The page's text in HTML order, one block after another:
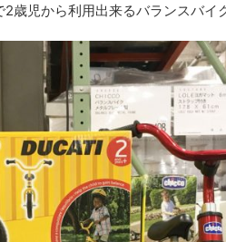
歳児から利用出来るバランスバイ